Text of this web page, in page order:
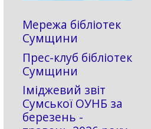
Мережа бібліотек
Сумщини
Прес-клуб бібліотек
Сумщини
Іміджевий звіт
Сумської ОУНБ за
березень -